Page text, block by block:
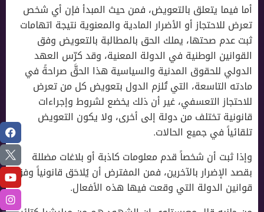
أما فيما يتعلق بالتعويض، فمن حيث المبدأ فإن أي شخص
تعرض للاحتجاز أو الأضرار المادية والمعنوية نتيجة اتهامات
ثبت عدم صحتها، يملك الحق بالمطالبة بالتعويض وفق
القوانين الوطنية في الدولة المعنية، وقد كرّس العهد
الدولي للحقوق المدنية والسياسية هذا الحقَّ صراحةً في
مادته التاسعة، التي تُلزم الدول بتعويض كل من تعرض
للاحتجاز التعسفي، غير أن ذلك يخضع لشروط وإجراءات
قانونية تختلف من دولة إلى أخرى، ولا يكون التعويض
تلقائياً في جميع الحالات.
وإذا ثبت أن شخصاً قدم معلومات كاذبة أو بلاغات مضللة
بقصد الإضرار بالآخرين، فمن المفترض أن يُلاحَق قانونياً وفق
قوانين الدولة التي وقعت فيها هذه الأفعال.